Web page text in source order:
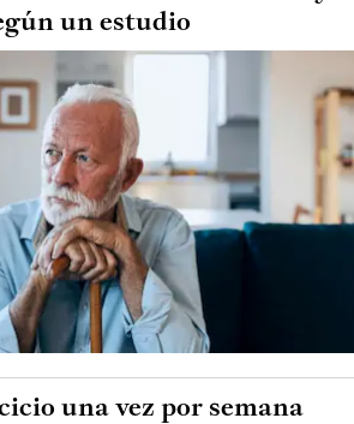
un estudio
una vez por semana